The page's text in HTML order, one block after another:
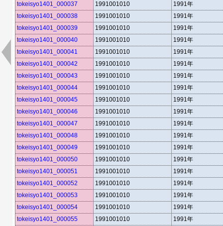
tokeisyo1401_000037
1991001010
1991年
tokeisyo1401_000038
1991001010
1991年
tokeisyo1401_000039
1991001010
1991年
tokeisyo1401_000040
1991001010
1991年
tokeisyo1401_000041
1991001010
1991年
tokeisyo1401_000042
1991001010
1991年
tokeisyo1401_000043
1991001010
1991年
tokeisyo1401_000044
1991001010
1991年
tokeisyo1401_000045
1991001010
1991年
tokeisyo1401_000046
1991001010
1991年
tokeisyo1401_000047
1991001010
1991年
tokeisyo1401_000048
1991001010
1991年
tokeisyo1401_000049
1991001010
1991年
tokeisyo1401_000050
1991001010
1991年
tokeisyo1401_000051
1991001010
1991年
tokeisyo1401_000052
1991001010
1991年
tokeisyo1401_000053
1991001010
1991年
tokeisyo1401_000054
1991001010
1991年
tokeisyo1401_000055
1991001010
1991年